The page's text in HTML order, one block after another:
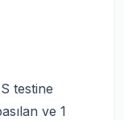
testine
ve 1